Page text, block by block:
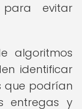
para evitar
algoritmos
identificar
que podrían
entregas y